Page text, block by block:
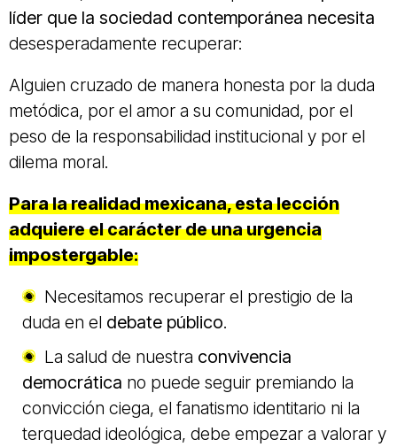
líder que la sociedad contemporánea necesita
desesperadamente recuperar:
Alguien cruzado de manera honesta por la duda
metódica, por el amor a su comunidad, por el
peso de la responsabilidad institucional y por el
dilema moral.
Para la realidad mexicana, esta lección
adquiere el carácter de una urgencia
impostergable:
Necesitamos recuperar el prestigio de la
duda en el debate público.
La salud de nuestra convivencia
democrática no puede seguir premiando la
convicción ciega, el fanatismo identitario ni la
terquedad ideológica, debe empezar a valorar y